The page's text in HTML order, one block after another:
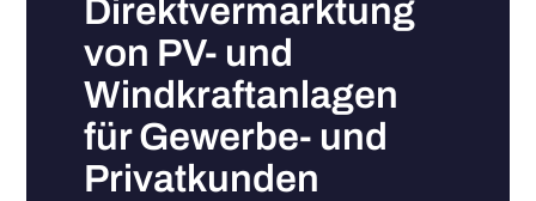
Direktvermarktung
von PV- und
Windkraftanlagen
für Gewerbe- und
Privatkunden